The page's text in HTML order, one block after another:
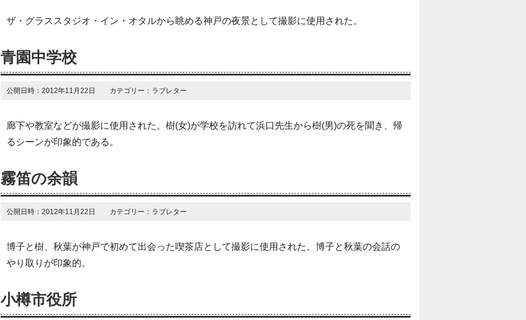
ザ・グラススタジオ・イン・オタルから眺める神戸の夜景として撮影に使用された。
青園中学校
公開日時：2012年11月22日 カテゴリー：ラブレター
廊下や教室などが撮影に使用された。樹(女)が学校を訪れて浜口先生から樹(男)の死を聞き、帰
るシーンが印象的である。
霧笛の余韻
公開日時：2012年11月22日 カテゴリー：ラブレター
博子と樹、秋葉が神戸で初めて出会った喫茶店として撮影に使用された。博子と秋葉の会話の
やり取りが印象的。
小樽市役所